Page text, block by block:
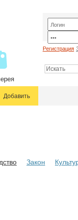
Регистрация
Добавить
Закон